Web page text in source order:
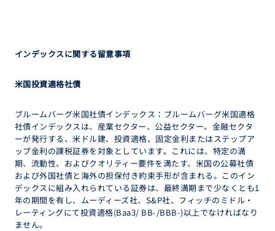
インデックスに関する留意事項
米国投資適格社債
ブルームバーグ米国社債インデックス：ブルームバーグ米国適格
社債インデックスは、産業セクター、公益セクター、金融セクタ
ーが発行する、米ドル建、投資適格、固定金利またはステップア
ップ金利の課税証券を対象としています。これには、特定の満
期、流動性、およびクオリティー要件を満たす、米国の公募社債
および外国社債と海外の担保付き約束手形が含まれる。このイン
デックスに組み入れられている証券は、最終満期まで少なくとも1
年の期間を有し、ムーディーズ社、S&P社、フィッチのミドル・
レーティングにて投資適格(Baa3/ BB-/BBB-)以上でなければなり
ません。